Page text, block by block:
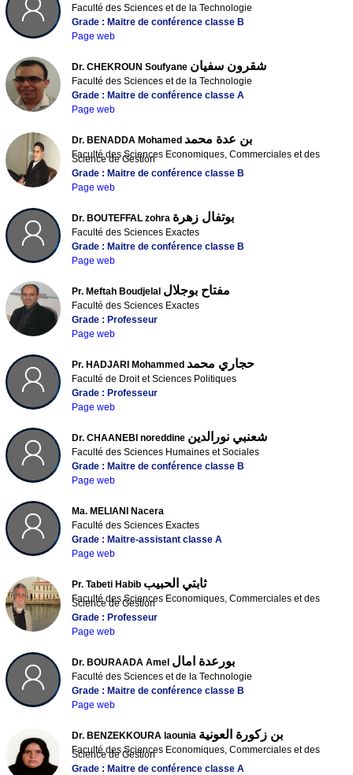
Faculté des Sciences et de la Technologie
Grade : Maitre de conférence classe B
Page web
Dr. CHEKROUN Soufyane شقرون سفيان
Faculté des Sciences et de la Technologie
Grade : Maitre de conférence classe A
Page web
Dr. BENADDA Mohamed بن عدة محمد
Faculté des Sciences Economiques, Commerciales et des
Science de Gestion
Grade : Maitre de conférence classe B
Page web
Dr. BOUTEFFAL zohra بوتفال زهرة
Faculté des Sciences Exactes
Grade : Maitre de conférence classe B
Page web
Pr. Meftah Boudjelal مفتاح بوجلال
Faculté des Sciences Exactes
Grade : Professeur
Page web
Pr. HADJARI Mohammed حجاري محمد
Faculté de Droit et Sciences Politiques
Grade : Professeur
Page web
Dr. CHAANEBI noreddine شعنبي نورالدين
Faculté des Sciences Humaines et Sociales
Grade : Maitre de conférence classe B
Page web
Ma. MELIANI Nacera
Faculté des Sciences Exactes
Grade : Maitre-assistant classe A
Page web
Pr. Tabeti Habib ثابتي الحبيب
Faculté des Sciences Economiques, Commerciales et des
Science de Gestion
Grade : Professeur
Page web
Dr. BOURAADA Amel بورعدة امال
Faculté des Sciences et de la Technologie
Grade : Maitre de conférence classe B
Page web
Dr. BENZEKKOURA laounia بن زكورة العونية
Faculté des Sciences Economiques, Commerciales et des
Science de Gestion
Grade : Maitre de conférence classe A